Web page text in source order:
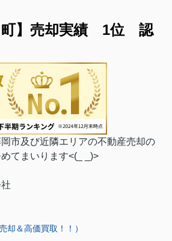
】売却実績 1位 認
市及び近隣エリアの不動産売却の
てまいります<(_ _)>
却＆高価買取！！）